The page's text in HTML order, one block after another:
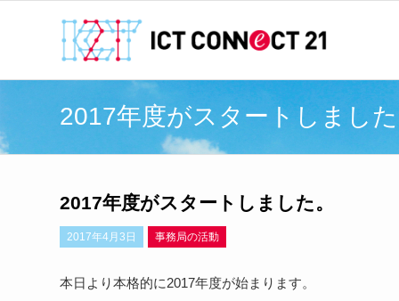
2017年度がスタートしました
2017年度がスタートしました。
2017年4月3日 事務局の活動
本日より本格的に2017年度が始まります。